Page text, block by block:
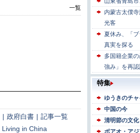
一覧
| 政府白書 | 記事一覧
Living in China